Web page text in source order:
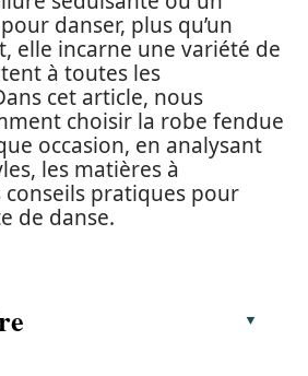
danser, plus qu’un
elle incarne une variété de
à toutes les
cet article, nous
choisir la robe fendue
occasion, en analysant
les matières à
conseils pratiques pour
de danse.